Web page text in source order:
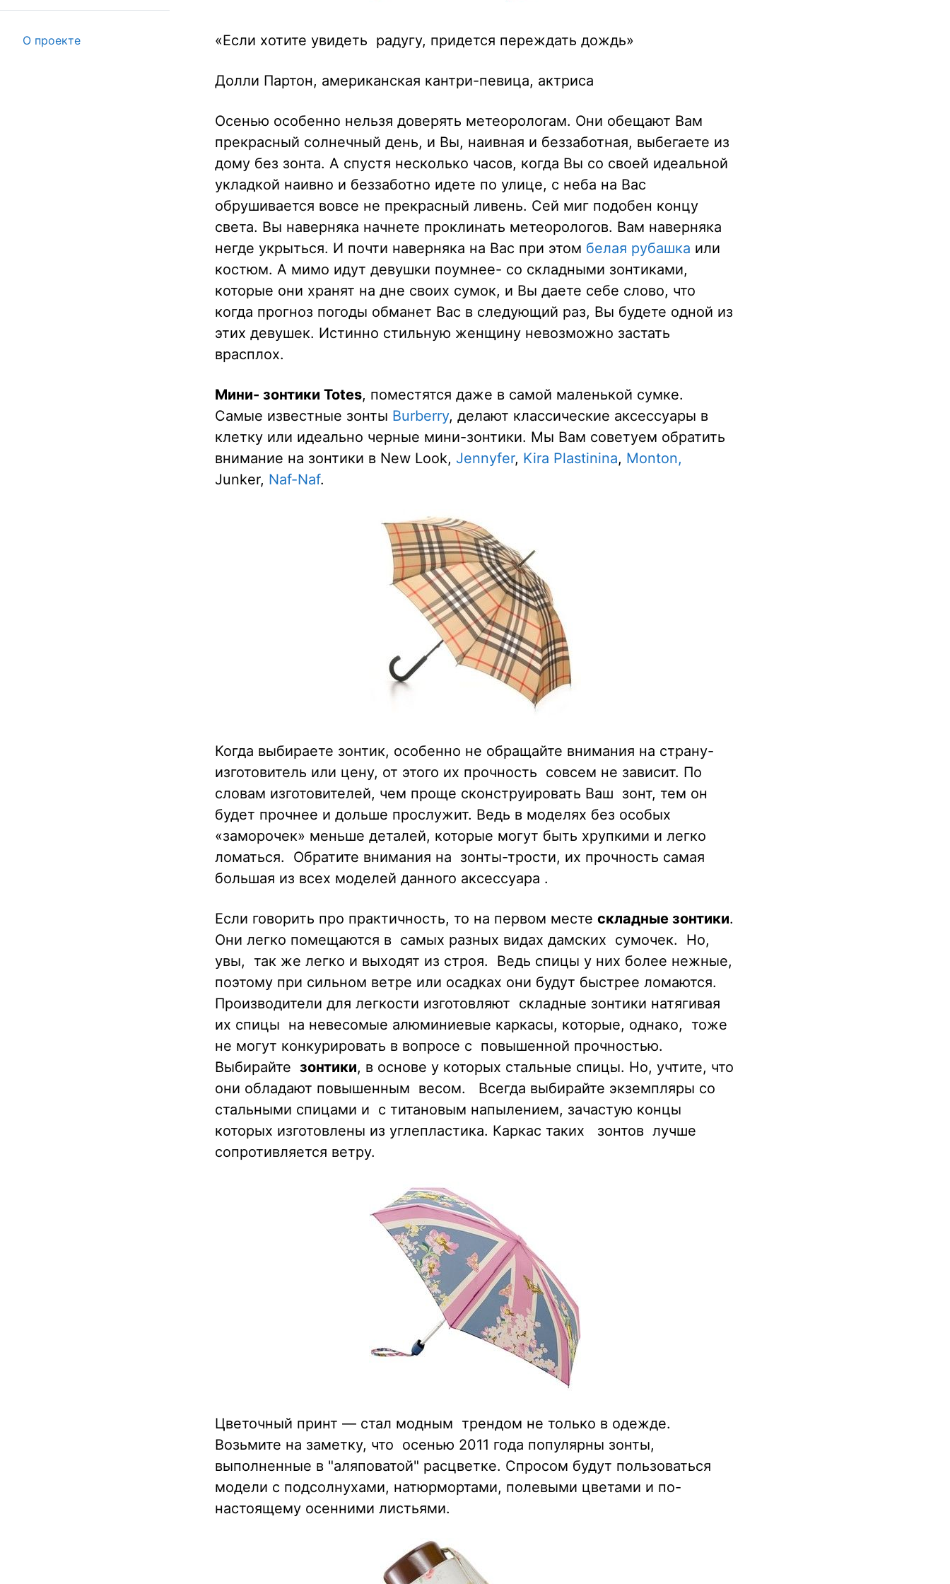
О проекте «Если хотите увидеть радугу, придется переждать дождь»
Долли Партон, американская кантри-певица, актриса
Осенью особенно нельзя доверять метеорологам. Они обещают Вам
прекрасный солнечный день, и Вы, наивная и беззаботная, выбегаете из
дому без зонта. А спустя несколько часов, когда Вы со своей идеальной
укладкой наивно и беззаботно идете по улице, с неба на Вас
обрушивается вовсе не прекрасный ливень. Сей миг подобен концу
света. Вы наверняка начнете проклинать метеорологов. Вам наверняка
негде укрыться. И почти наверняка на Вас при этом белая рубашка или
костюм. А мимо идут девушки поумнее- со складными зонтиками,
которые они хранят на дне своих сумок, и Вы даете себе слово, что
когда прогноз погоды обманет Вас в следующий раз, Вы будете одной из
этих девушек. Истинно стильную женщину невозможно застать
врасплох.
Мини- зонтики Totes, поместятся даже в самой маленькой сумке.
Самые известные зонты Burberry, делают классические аксессуары в
клетку или идеально черные мини-зонтики. Мы Вам советуем обратить
внимание на зонтики в New Look, Jennyfer, Kira Plastinina, Monton,
Junker, Naf-Naf.
Когда выбираете зонтик, особенно не обращайте внимания на страну-
изготовитель или цену, от этого их прочность совсем не зависит. По
словам изготовителей, чем проще сконструировать Ваш зонт, тем он
будет прочнее и дольше прослужит. Ведь в моделях без особых
«заморочек» меньше деталей, которые могут быть хрупкими и легко
ломаться. Обратите внимания на зонты-трости, их прочность самая
большая из всех моделей данного аксессуара .
Если говорить про практичность, то на первом месте складные зонтики.
Они легко помещаются в самых разных видах дамских сумочек. Но,
увы, так же легко и выходят из строя. Ведь спицы у них более нежные,
поэтому при сильном ветре или осадках они будут быстрее ломаются.
Производители для легкости изготовляют складные зонтики натягивая
их спицы на невесомые алюминиевые каркасы, которые, однако, тоже
не могут конкурировать в вопросе с повышенной прочностью.
Выбирайте зонтики, в основе у которых стальные спицы. Но, учтите, что
они обладают повышенным весом. Всегда выбирайте экземпляры со
стальными спицами и с титановым напылением, зачастую концы
которых изготовлены из углепластика. Каркас таких зонтов лучше
сопротивляется ветру.
Цветочный принт — стал модным трендом не только в одежде.
Возьмите на заметку, что осенью 2011 года популярны зонты,
выполненные в "аляповатой" расцветке. Спросом будут пользоваться
модели с подсолнухами, натюрмортами, полевыми цветами и по-
настоящему осенними листьями.